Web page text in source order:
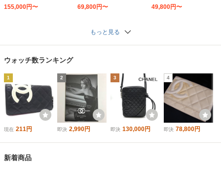
155,000円〜
キン A34712 （ホワイ
69,800円〜
ナメル A50077 （ブラッ
49,800円〜
もっと見る
ウォッチ数ランキング
1
現在 211円
2
即決 2,990円
3
即決 130,000円
4
即決 78,800円
新着商品